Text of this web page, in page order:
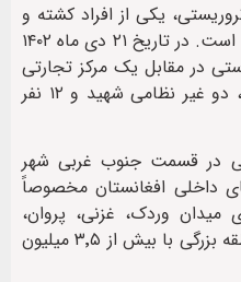
یکی از افراد کشته و
یک نفر نیز زخمی و دستگیر شده است. در تاریخ ۲۱ دی ماه ۱۴۰۲
در مقابل یک مرکز تجارتی
در منطقه‌ دشت برچی شهر کابل، دو غیر نظامی شهید و ۱۲ نفر
در قسمت جنوب غربی شهر
داخلی افغانستان مخصوصاً
میدان وردک، غزنی، پروان،
بامیان، غور، دایکندی، و… به منطقه بزرگی با بیش از ۳٬۵ میلیون